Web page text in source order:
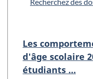
Les
d'âge scolaire
étudiants …